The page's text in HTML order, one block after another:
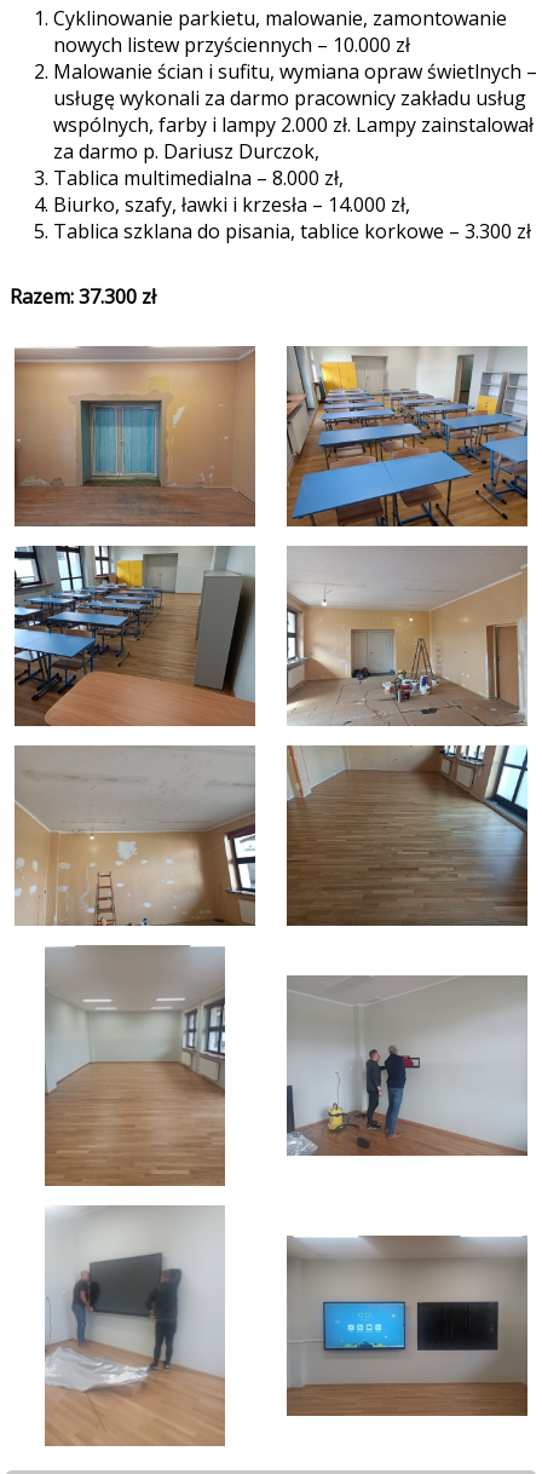
Cyklinowanie parkietu, malowanie, zamontowanie
nowych listew przyściennych – 10.000 zł
Malowanie ścian i sufitu, wymiana opraw świetlnych –
usługę wykonali za darmo pracownicy zakładu usług
wspólnych, farby i lampy 2.000 zł. Lampy zainstalował
za darmo p. Dariusz Durczok,
Tablica multimedialna – 8.000 zł,
Biurko, szafy, ławki i krzesła – 14.000 zł,
Tablica szklana do pisania, tablice korkowe – 3.300 zł
Razem: 37.300 zł